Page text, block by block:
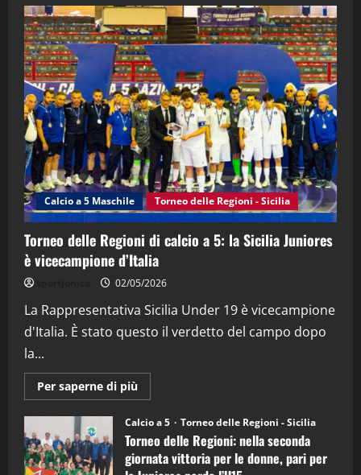
2
3
"SportEmpire" in Podcast
“SportEmpire” in Podcast: 28^ Puntata
(Martedi 21 Aprile 2026)
21/04/2026
4
"SportEmpire" in Podcast Sport News
“SportEmpire” in Podcast: 27^ Puntata
(Martedi 14 Aprile 2026)
15/04/2026
"SportEmpire" in Podcast
“SportEmpire” in Podcast: 26^ Puntata
08/04/2026
Calcio a 5 Maschile Torneo delle Regioni - Sicilia
Torneo delle Regioni di calcio a 5: la Sicilia Juniores
è vicecampione d’Italia
02/05/2026
La Rappresentativa Sicilia Under 19 è vicecampione
d'Italia. È stato questo il verdetto del campo dopo
la...
Per saperne di più
informazioni
Torneo
delle
Regioni
di
calcio
Calcio a 5 Torneo delle Regioni - Sicilia
Torneo delle Regioni: nella seconda
giornata vittoria per le donne, pari per